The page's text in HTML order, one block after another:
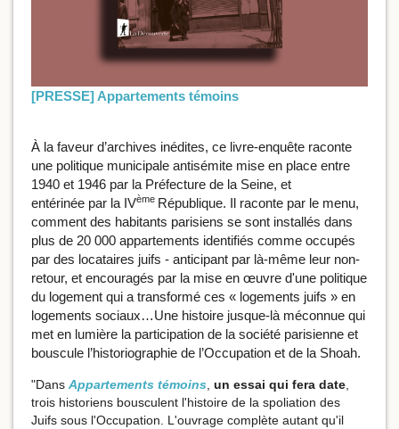
[PRESSE] Appartements témoins
À la faveur d’archives inédites, ce livre-enquête raconte
une politique municipale antisémite mise en place entre
1940 et 1946 par la Préfecture de la Seine, et
entérinée par la IVème République. Il raconte par le menu,
comment des habitants parisiens se sont installés dans
plus de 20 000 appartements identifiés comme occupés
par des locataires juifs - anticipant par là-même leur non-
retour, et encouragés par la mise en œuvre d'une politique
du logement qui a transformé ces « logements juifs » en
logements sociaux…Une histoire jusque-là méconnue qui
met en lumière la participation de la société parisienne et
bouscule l’historiographie de l’Occupation et de la Shoah.
"Dans Appartements témoins un essai qui fera date
trois historiens bousculent l'histoire de la spoliation des
Juifs sous l'Occupation. L'ouvrage complète autant qu'il